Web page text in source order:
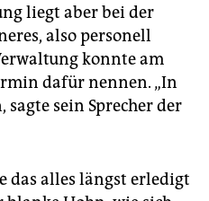
liegt aber bei der
also personell
konnte am
dafür nennen. „In
sagte sein Sprecher der
das alles längst erledigt